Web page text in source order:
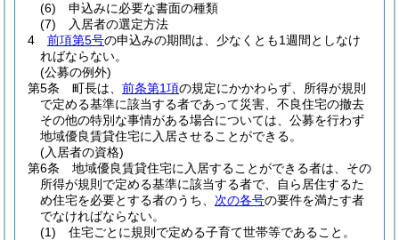
(6)
申込みに必要な書面の種類
(7)
入居者の選定方法
4
前項第5号の申込みの期間は、少なくとも1週間としなけ
ればならない。
(公募の例外)
第5条
町長は、 前条第1項の規定にかかわらず、所得が規則
で定める基準に該当する者であって災害、不良住宅の撤去
その他の特別な事情がある場合については、公募を行わず
地域優良賃貸住宅に入居させることができる。
(入居者の資格)
第6条
地域優良賃貸住宅に入居することができる者は、その
所得が規則で定める基準に該当する者で、自ら居住するた
め住宅を必要とする者のうち、 次の各号の要件を満たす者
でなければならない。
(1)
住宅ごとに規則で定める子育て世帯等であること。